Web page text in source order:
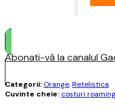
Abonați-vă la canalul
Categorii: Orange,Retelistica
Cuvinte cheie: costuri roaming